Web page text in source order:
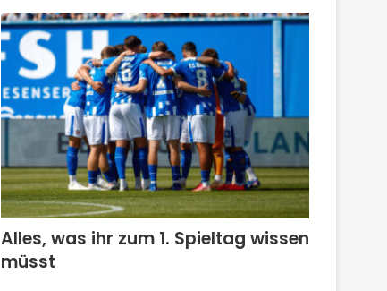
Alles, was ihr zum 1. Spieltag wissen
müsst